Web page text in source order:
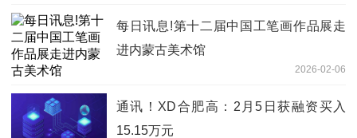
每日讯息!第十二届中国工笔画作品展走
进内蒙古美术馆
2026-02-06
通讯！XD合肥高：2月5日获融资买入
15.15万元